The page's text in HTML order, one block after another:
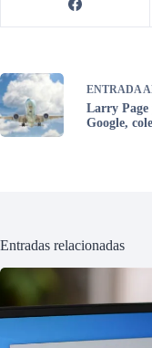
ENTRADA
Larry Page
Google,
Entradas relacionadas